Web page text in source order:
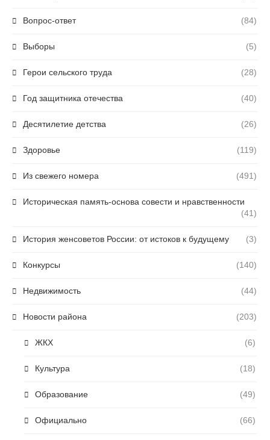
Вопрос-ответ (84)
Выборы (5)
Герои сельского труда (28)
Год защитника отечества (40)
Десятилетие детства (26)
Здоровье (119)
Из свежего номера (491)
Историческая память-основа совести и нравственности
(41)
История женсоветов России: от истоков к будущему (3)
Конкурсы (140)
Недвижимость (44)
Новости района (203)
ЖКХ (6)
Культура (18)
Образование (49)
Официально (66)